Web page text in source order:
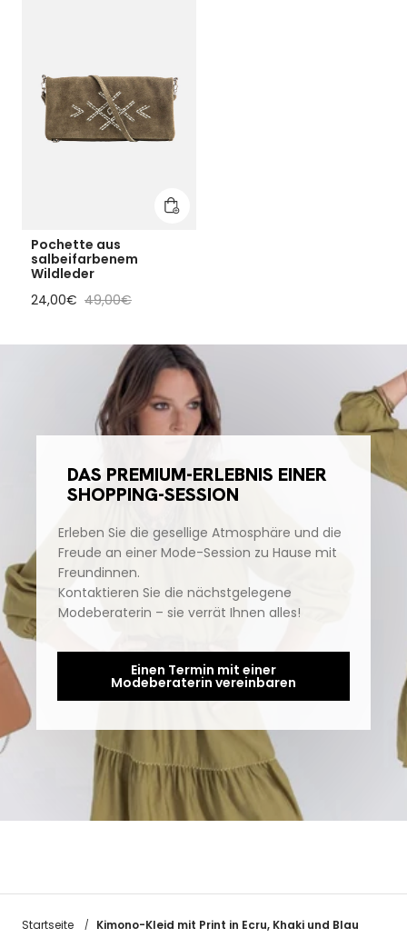
In den Warenkorb legen
Pochette aus
salbeifarbenem
Wildleder
Reduzierter Preis
24,00€ Regulärer Preis
49,00€
DAS PREMIUM-ERLEBNIS EINER
SHOPPING-SESSION
Erleben Sie die gesellige Atmosphäre und die
Freude an einer Mode-Session zu Hause mit
Freundinnen.
Kontaktieren Sie die nächstgelegene
Modeberaterin – sie verrät Ihnen alles!
Einen Termin mit einer
Modeberaterin vereinbaren
Startseite / Kimono-Kleid mit Print in Ecru, Khaki und Blau